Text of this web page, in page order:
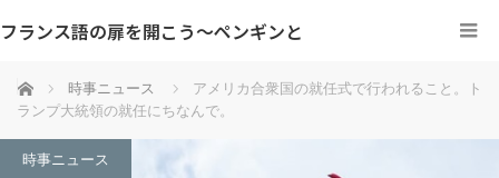
フランス語の扉を開こう～ペンギンと
ホーム 時事ニュース
アメリカ合衆国の就任式で行われること。ト
ランプ大統領の就任にちなんで。
時事ニュース